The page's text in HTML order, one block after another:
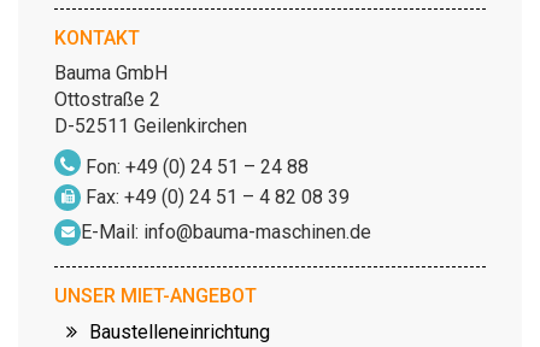
KONTAKT
Bauma GmbH
Ottostraße 2
D-52511 Geilenkirchen
Fon: +49 (0) 24 51 – 24 88
Fax: +49 (0) 24 51 – 4 82 08 39
E-Mail: info@bauma-maschinen.de
UNSER MIET-ANGEBOT
Baustelleneinrichtung